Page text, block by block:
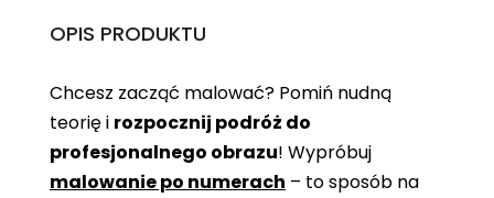
OPIS PRODUKTU
Chcesz zacząć malować? Pomiń nudną
teorię i rozpocznij podróż do
profesjonalnego obrazu! Wypróbuj
malowanie po numerach – to sposób na